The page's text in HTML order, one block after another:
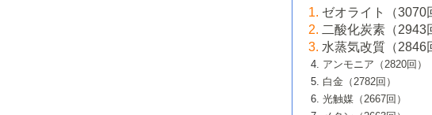
大学：オンライン・対面開催）
6号 メタン転換技術の最新動向
B号 第125回触媒討論会（2020
院大学）
5号 固体触媒による含窒素有機
換の最前線
6号 貴金属使用量低減に向けた
ガス浄化触媒の開発
B号 第123回触媒討論会（2019
B号 第121回触媒討論会（2018
大学）
5号 水素のふるまいを解き明か
研究
6号 低級アルカンの有効利用の
媒技術
B号 第119回触媒討論会（2017
媒技術
3号 触媒研究の最先端～とびたて
者たち～（1）
4号 触媒研究の最先端～とびたて
者たち～（2）
5号 触媒研究の最先端～とびたて
2号 石油精製用触媒の最近の進展
3号 固体酸化物形燃料電池（
るアノード触媒上での燃料直接改
4号 コアシェル構造の制御による
5号 工業触媒およびその周辺技術
2号 光触媒反応機構に関する最新
向
開発動向
4号 人工光合成に向けた近年のア
1号 高耐久性燃料電池システム用
ける新展開
2号 リビングラジカル重合の最近
3号 天然ガスの化学工業的展開に
媒技術
▼54巻（2012年）
1号 規則性多孔体の利用技術にお
の進歩
2号 第109回触媒討論会
3号 貴金属低減技術の最新動向
▼53巻（2011年）
1号 金属学から見る合金触媒の新
2号 第107回触媒討論会
3号 触媒のその場観察法の進歩（
▼52巻（2010年）
1号 触媒の劣化対策と長寿命触媒
2号 第105回触媒討論会
ゼオライト（3070
二酸化炭素（2943
水蒸気改質（2846
アンモニア（2820回）
白金（2782回）
光触媒（2667回）